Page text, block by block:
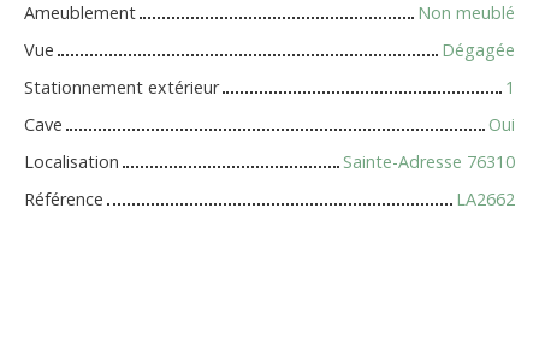
Ameublement
Non meublé
Vue
Dégagée
Stationnement extérieur
1
Cave
Oui
Localisation
Sainte-Adresse 76310
Référence
LA2662